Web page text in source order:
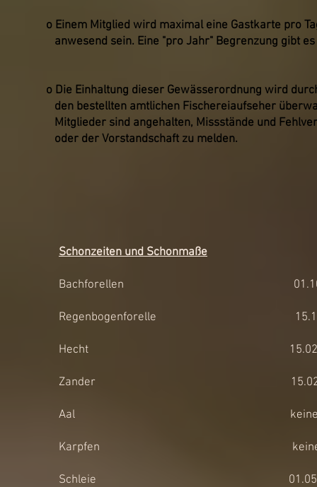
o Einem Mitglied wird maximal eine Gastkarte pro
anwesend sein. Eine "pro Jahr" Begrenzung gibt
o Die Einhaltung dieser Gewässerordnung wird
den bestellten amtlichen Fischereiaufseher
Mitglieder sind angehalten, Missstände und
oder der Vorstandschaft zu melden.
Schonzeiten und Schonmaße
Bachforellen
Regenbogenforelle 15.12. -
Hecht
Zander
Aal
Karpfen
Schleie